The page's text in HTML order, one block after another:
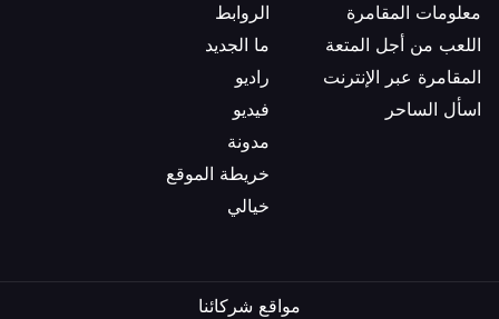
معلومات المقامرة
اللعب من أجل المتعة
المقامرة عبر الإنترنت
اسأل الساحر
الروابط
ما الجديد
راديو
فيديو
مدونة
خريطة الموقع
خيالي
مواقع شركائنا